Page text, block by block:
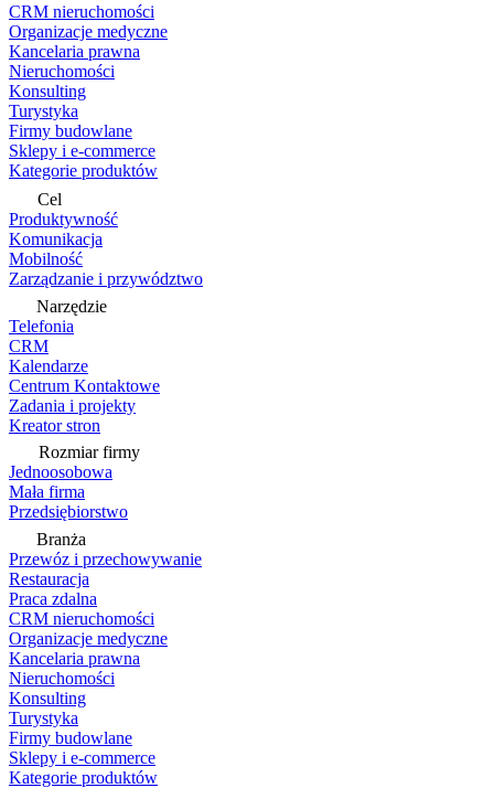
CRM nieruchomości
Organizacje medyczne
Kancelaria prawna
Nieruchomości
Konsulting
Turystyka
Firmy budowlane
Sklepy i e-commerce
Kategorie produktów
Cel
Produktywność
Komunikacja
Mobilność
Zarządzanie i przywództwo
Narzędzie
Telefonia
CRM
Kalendarze
Centrum Kontaktowe
Zadania i projekty
Kreator stron
Rozmiar firmy
Jednoosobowa
Mała firma
Przedsiębiorstwo
Branża
Przewóz i przechowywanie
Restauracja
Praca zdalna
CRM nieruchomości
Organizacje medyczne
Kancelaria prawna
Nieruchomości
Konsulting
Turystyka
Firmy budowlane
Sklepy i e-commerce
Kategorie produktów